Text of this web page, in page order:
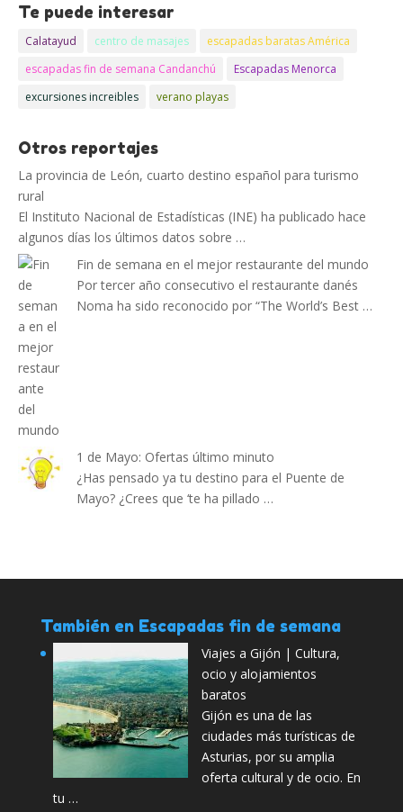
Te puede interesar
Calatayud centro de masajes
escapadas baratas América
escapadas fin de semana Candanchú
Escapadas Menorca
excursiones increibles
verano playas
Otros reportajes
La provincia de León, cuarto destino español para turismo
rural
El Instituto Nacional de Estadísticas (INE) ha publicado hace
algunos días los últimos datos sobre …
Fin de semana en el mejor restaurante del mundo
Por tercer año consecutivo el restaurante danés
Noma ha sido reconocido por “The World’s Best …
1 de Mayo: Ofertas último minuto
¿Has pensado ya tu destino para el Puente de
Mayo? ¿Crees que ‘te ha pillado …
También en Escapadas fin de semana
Viajes a Gijón | Cultura,
ocio y alojamientos
baratos
Gijón es una de las
ciudades más turísticas de
Asturias, por su amplia
oferta cultural y de ocio. En
tu …